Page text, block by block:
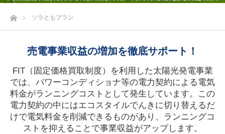
ホームソラともプラン
売電事業収益の増加を徹底サポート！
FIT（固定価格買取制度）を利用した太陽光発電事業
では、パワーコンディショナ等の電力契約による電気
料金がランニングコストとして発生しています。この
電力契約の中にはエコスタイルでんきに切り替えるだ
けで電気料金を削減できるものがあり、ランニングコ
ストを抑えることで事業収益がアップします。